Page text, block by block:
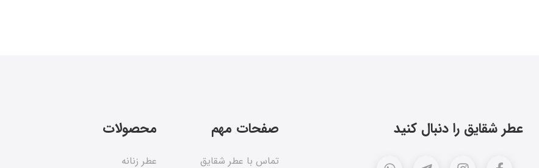
عطر شقایق را دنبال کنید صفحات مهم
تماس با عطر شقایق
محصولات
عطر زنانه